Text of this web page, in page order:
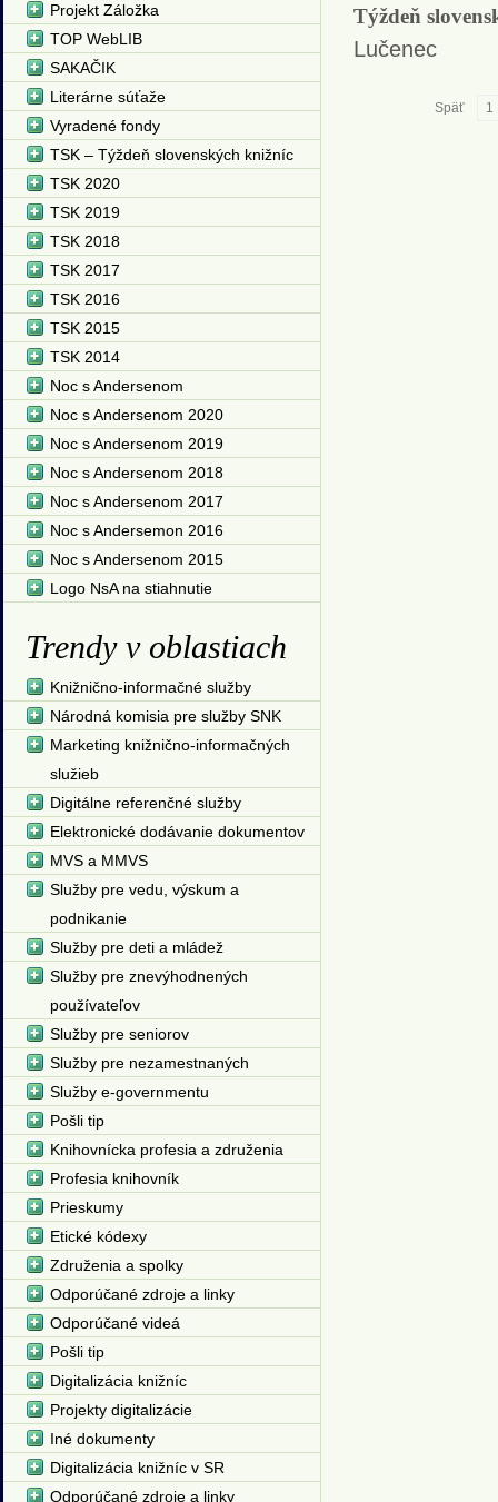
Týždeň
Lučenec
Späť 1
Projekt Záložka
TOP WebLIB
SAKAČIK
Literárne súťaže
Vyradené fondy
TSK – Týždeň slovenských knižníc
TSK 2020
TSK 2019
TSK 2018
TSK 2017
TSK 2016
TSK 2015
TSK 2014
Noc s Andersenom
Noc s Andersenom 2020
Noc s Andersenom 2019
Noc s Andersenom 2018
Noc s Andersenom 2017
Noc s Andersemon 2016
Noc s Andersenom 2015
Logo NsA na stiahnutie
Trendy v oblastiach
Knižnično-informačné služby
Národná komisia pre služby SNK
Marketing knižnično-informačných
služieb
Digitálne referenčné služby
Elektronické dodávanie dokumentov
MVS a MMVS
Služby pre vedu, výskum a
podnikanie
Služby pre deti a mládež
Služby pre znevýhodnených
používateľov
Služby pre seniorov
Služby pre nezamestnaných
Služby e-governmentu
Pošli tip
Knihovnícka profesia a združenia
Profesia knihovník
Prieskumy
Etické kódexy
Združenia a spolky
Odporúčané zdroje a linky
Odporúčané videá
Pošli tip
Digitalizácia knižníc
Projekty digitalizácie
Iné dokumenty
Digitalizácia knižníc v SR
Odporúčané zdroje a linky